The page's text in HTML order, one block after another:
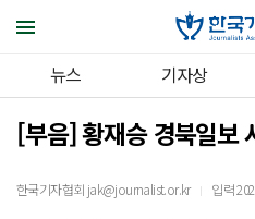
뉴스 기자상
[부음] 황재승 경북일보
한국기자협회 jak@journalist.or.kr ｜ 입력